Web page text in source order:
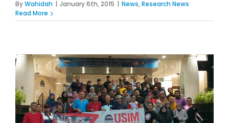
ByWahidah | January 6th, 2015 | News,Research News
Read More